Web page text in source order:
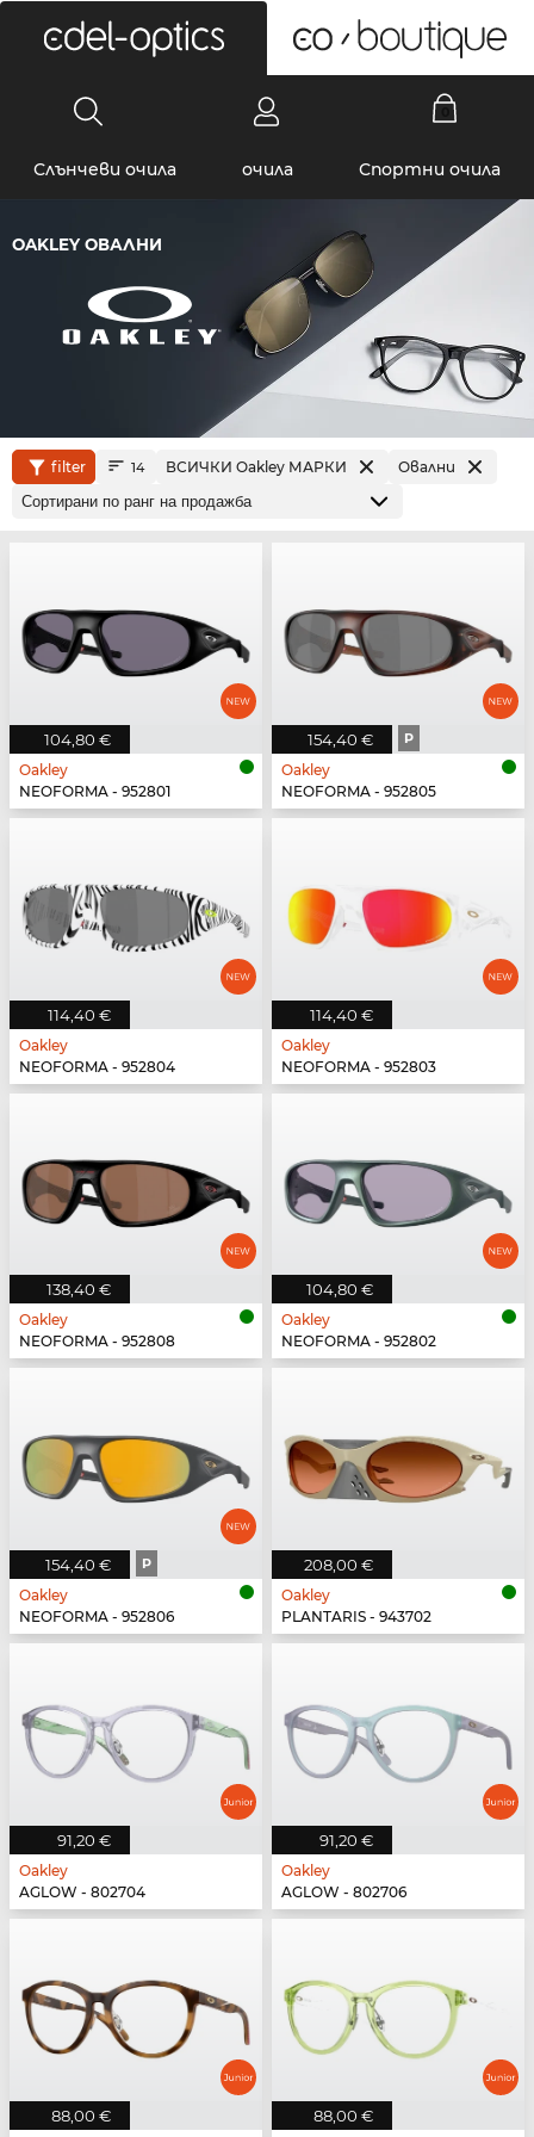
Слънчеви очила очила Спортни очила
OAKLEY ОВАЛНИ
filter 14 ВСИЧКИ Oakley МАРКИ Овални
104,80 €
Oakley
NEOFORMA - 952801
154,40 € P
Oakley
NEOFORMA - 952805
114,40 €
Oakley
NEOFORMA - 952804
114,40 €
Oakley
NEOFORMA - 952803
138,40 €
Oakley
NEOFORMA - 952808
104,80 €
Oakley
NEOFORMA - 952802
154,40 € P
Oakley
NEOFORMA - 952806
208,00 €
Oakley
PLANTARIS - 943702
91,20 €
Oakley
AGLOW - 802704
91,20 €
Oakley
AGLOW - 802706
88,00 € 88,00 €